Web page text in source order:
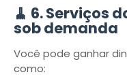
🧹 6. Serviços
sob demanda
Você pode ganhar
como: